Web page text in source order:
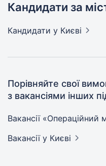
Кандидати за
Кандидати у Києві
Порівняйте свої
з вакансіями інших
Вакансії «Операційний
Вакансії у Києві